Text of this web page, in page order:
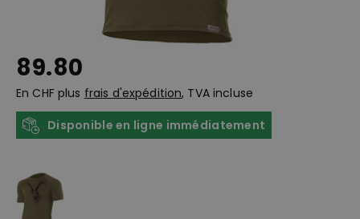
89.80
En CHF plus frais d'expédition, TVA incluse
Disponible en ligne immédiatement